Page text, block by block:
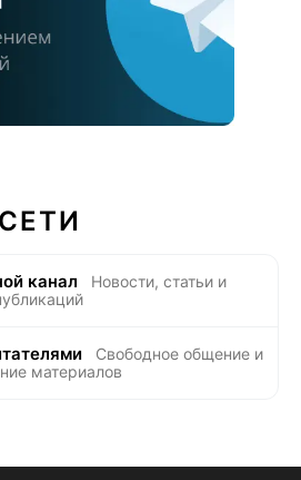
канал
Новости, статьи и
Свободное общение и
материалов